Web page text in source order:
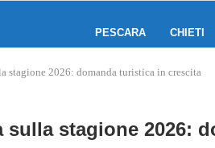
PESCARA CHIETI
stagione 2026: domanda turistica in crescita
sulla stagione 2026: